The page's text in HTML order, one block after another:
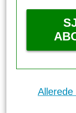
Allerede